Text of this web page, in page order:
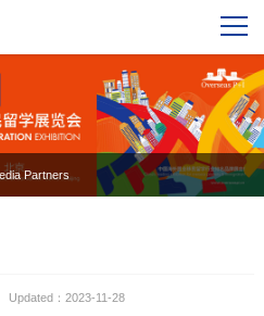
Partners
：2023-11-28